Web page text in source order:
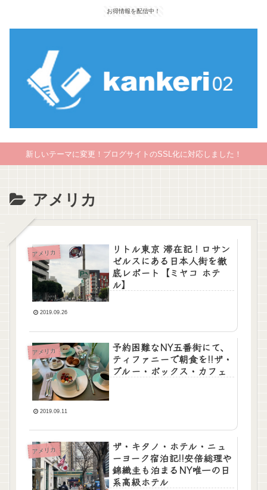
お得情報を配信中！
新しいテーマに変更！ブログサイトのSSL化に対応しました！
アメリカ
アメリカ
リトル東京 滞在記！ロサン
ゼルスにある日本人街を徹
底レポート【ミヤコ ホテ
ル】
2019.09.26
アメリカ
予約困難なNY五番街にて、
ティファニーで朝食を!!ザ・
ブルー・ボックス・カフェ
2019.09.11
アメリカ
ザ・キタノ・ホテル・ニュ
ーヨーク宿泊記!!安倍総理や
錦織圭も泊まるNY唯一の日
系高級ホテル